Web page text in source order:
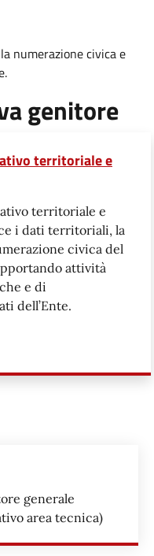
numerazione civica e
genitore
territoriale e
territoriale e
i dati territoriali, la
civica del
attività
e di
dell’Ente.
di
generale
area tecnica)